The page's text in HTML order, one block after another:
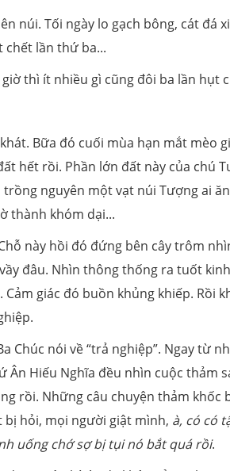
núi. Tối ngày lo gạch bông, cát đá
chết lần thứ ba...
thì ít nhiều gì cũng đôi ba lần hụt
Bữa đó cuối mùa hạn mắt mèo
hết rồi. Phần lớn đất này của chú
nguyên một vạt núi Tượng ai
thành khóm dại...
này hồi đó đứng bên cây trôm
đâu. Nhìn thông thống ra tuốt
giác đó buồn khủng khiếp. Rồi
Chúc nói về “trả nghiệp”. Ngay từ
Hiếu Nghĩa đều nhìn cuộc thảm
rồi. Những câu chuyện thảm khốc
hỏi, mọi người giật mình, à, có có
uống chớ sợ bị tụi nó bắt quá rồi.